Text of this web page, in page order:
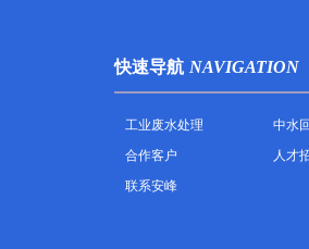
快速导航 NAVIGATION
工业废水处理 中水
合作客户
人才
联系安峰